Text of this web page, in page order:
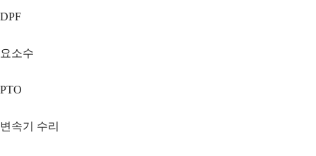
DPF
요소수
PTO
변속기 수리